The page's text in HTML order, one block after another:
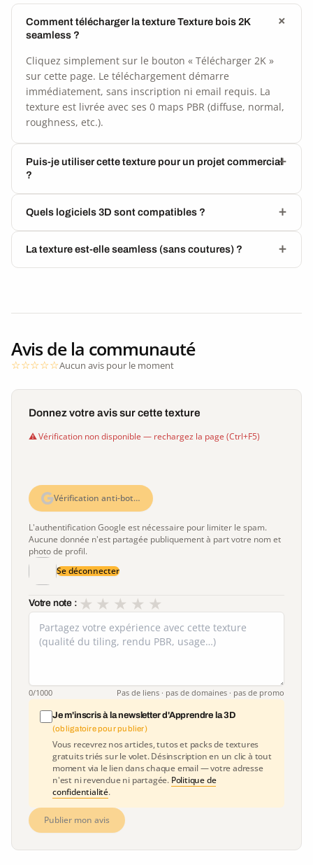
Comment télécharger la texture Texture bois 2K
seamless ?
Cliquez simplement sur le bouton « Télécharger 2K »
sur cette page. Le téléchargement démarre
immédiatement, sans inscription ni email requis. La
texture est livrée avec ses 0 maps PBR (diffuse, normal,
roughness, etc.).
Puis-je utiliser cette texture pour un projet commercial
?
Quels logiciels 3D sont compatibles ?
La texture est-elle seamless (sans coutures) ?
Avis de la communauté
Aucun avis pour le moment
Donnez votre avis sur cette texture
Vérification non disponible — rechargez la page (Ctrl+F5)
Vérification anti-bot…
L'authentification Google est nécessaire pour limiter le spam.
Aucune donnée n'est partagée publiquement à part votre nom et
photo de profil.
Se déconnecter
Votre note : ★
★
★
★
★
0/1000 Pas de liens · pas de domaines · pas de promo
Je m'inscris à la newsletter d'Apprendre la 3D
(obligatoire pour publier)
Vous recevrez nos articles, tutos et packs de textures
gratuits triés sur le volet. Désinscription en un clic à tout
moment via le lien dans chaque email — votre adresse
n'est ni revendue ni partagée. Politique de
confidentialité.
Publier mon avis